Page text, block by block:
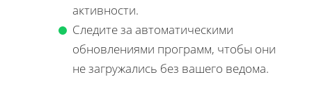
активности.
Следите за автоматическими
обновлениями программ, чтобы они
не загружались без вашего ведома.